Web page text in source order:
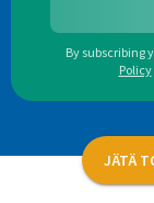
By subscribing
Policy
JÄTÄ